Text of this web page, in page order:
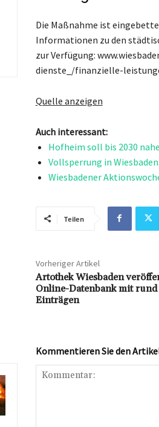
Die Maßnahme ist
Informationen zu den
zur Verfügung:
dienste_/finanzielle-
Quelle anzeigen
Auch interessant:
Hofheim soll bis 2030
Vollsperrung in
Wiesbadener
Teilen
Vorheriger Artikel
Artothek Wiesbaden
Online-Datenbank mit
Einträgen
Kommentieren Sie den